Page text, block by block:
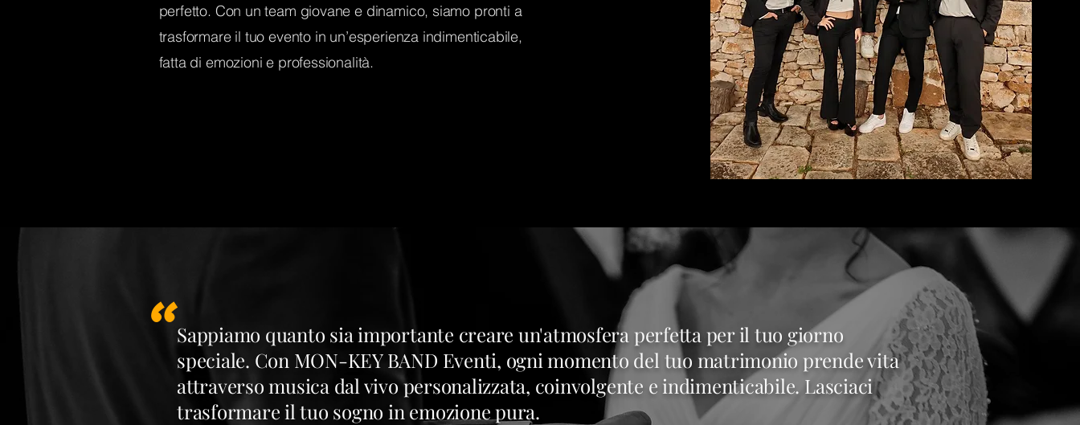
perfetto. Con un team giovane e dinamico, siamo pronti a
trasformare il tuo evento in un’esperienza indimenticabile,
fatta di emozioni e professionalità.
"Sappiamo quanto sia importante creare un'atmosfera perfetta per il tuo giorno
speciale. Con MON-KEY BAND Eventi, ogni momento del tuo matrimonio prende vita
attraverso musica dal vivo personalizzata, coinvolgente e indimenticabile. Lasciaci
trasformare il tuo sogno in emozione pura.